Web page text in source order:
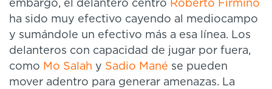
embargo, el delantero centro Roberto Firmino
ha sido muy efectivo cayendo al mediocampo
y sumándole un efectivo más a esa línea. Los
delanteros con capacidad de jugar por fuera,
como Mo Salah y Sadio Mané se pueden
mover adentro para generar amenazas. La